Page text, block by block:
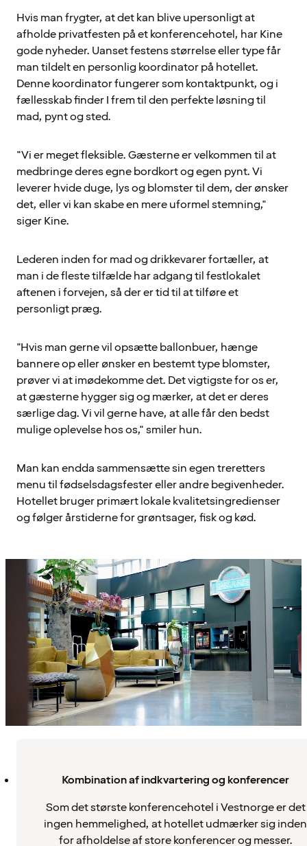
Hvis man frygter, at det kan blive upersonligt at
afholde privatfesten på et konferencehotel, har Kine
gode nyheder. Uanset festens størrelse eller type får
man tildelt en personlig koordinator på hotellet.
Denne koordinator fungerer som kontaktpunkt, og i
fællesskab finder I frem til den perfekte løsning til
mad, pynt og sted.
"Vi er meget fleksible. Gæsterne er velkommen til at
medbringe deres egne bordkort og egen pynt. Vi
leverer hvide duge, lys og blomster til dem, der ønsker
det, eller vi kan skabe en mere uformel stemning,"
siger Kine.
Lederen inden for mad og drikkevarer fortæller, at
man i de fleste tilfælde har adgang til festlokalet
aftenen i forvejen, så der er tid til at tilføre et
personligt præg.
"Hvis man gerne vil opsætte ballonbuer, hænge
bannere op eller ønsker en bestemt type blomster,
prøver vi at imødekomme det. Det vigtigste for os er,
at gæsterne hygger sig og mærker, at det er deres
særlige dag. Vi vil gerne have, at alle får den bedst
mulige oplevelse hos os," smiler hun.
Man kan endda sammensætte sin egen treretters
menu til fødselsdagsfester eller andre begivenheder.
Hotellet bruger primært lokale kvalitetsingredienser
og følger årstiderne for grøntsager, fisk og kød.
Kombination af indkvartering og konferencer
Som det største konferencehotel i Vestnorge er det
ingen hemmelighed, at hotellet udmærker sig inden
for afholdelse af store konferencer og messer.